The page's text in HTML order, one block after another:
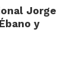
Jorge
y